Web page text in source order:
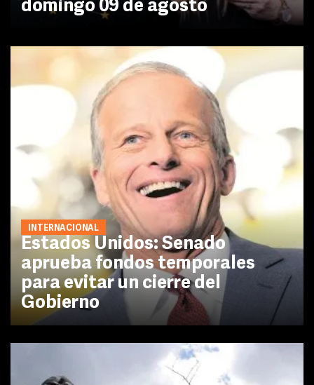
domingo 09 de agosto
INTERNACIONAL
Estados Unidos: Senado
aprueba fondos temporales
para evitar un cierre del
Gobierno